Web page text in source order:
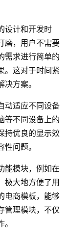
设计和开发时
磨，用户不需要
需求进行简单的
。这对于时间紧
方案。
动适应不同设备
等不同设备上的
持优良的显示效
问题。
能模块，例如在
极大地方便了用
电商模板，能够
管理模块，不仅